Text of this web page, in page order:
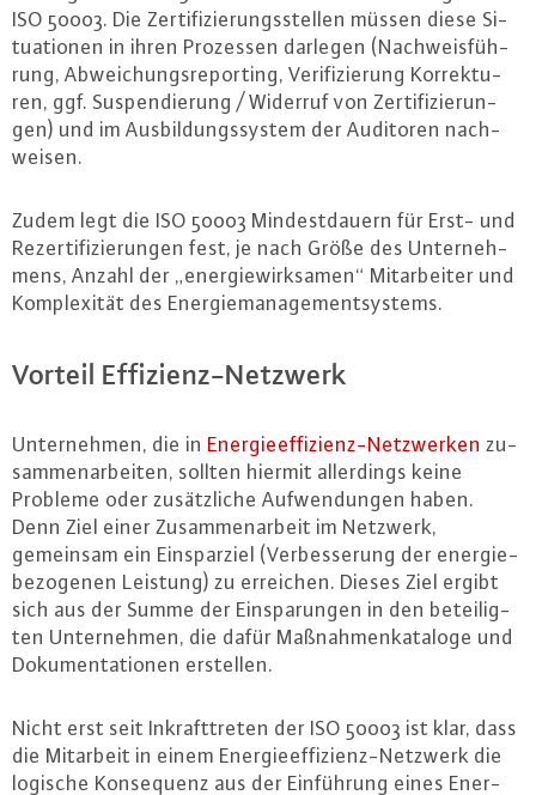
ISO 50003. Die Zer­ti­fi­zie­rungs­stel­len müssen diese Si­
tua­tio­nen in ihren Prozessen darlegen (Nach­weis­füh­
rung, Ab­wei­chungs­re­porting, Ve­ri­fi­zie­rung Kor­rek­tu­
ren, ggf. Sus­pen­die­rung / Widerruf von Zer­ti­fi­zie­run­
gen) und im Aus­bil­dungs­sys­tem der Auditoren nach­
wei­sen.
Zudem legt die ISO 50003 Min­dest­dau­ern für Erst- und
Re­zer­ti­fi­zie­run­gen fest, je nach Größe des Un­ter­neh­
mens, Anzahl der „en­er­gie­wirk­sa­men“ Mit­ar­bei­ter und
Kom­ple­xi­tät des En­er­gie­ma­nage­ment­sys­tems.
Vorteil Ef­fi­zi­enz-Netz­werk
Un­ter­neh­men, die in En­er­gie­ef­fi­zi­enz-Netz­wer­ken zu­
sam­men­ar­bei­ten, sollten hiermit al­ler­dings keine
Probleme oder zu­sätz­li­che Auf­wen­dun­gen haben.
Denn Ziel einer Zu­sam­men­ar­beit im Netzwerk,
gemeinsam ein Ein­spar­ziel (Ver­bes­se­rung der en­er­gie­
be­zo­ge­nen Leistung) zu erreichen. Dieses Ziel ergibt
sich aus der Summe der Ein­spa­run­gen in den be­tei­lig­
ten Un­ter­neh­men, die dafür Maß­nah­men­ka­ta­lo­ge und
Do­ku­men­ta­tio­nen erstellen.
Nicht erst seit In­kraft­tre­ten der ISO 50003 ist klar, dass
die Mitarbeit in einem En­er­gie­ef­fi­zi­enz-Netz­werk die
logische Kon­se­quenz aus der Ein­füh­rung eines En­er­